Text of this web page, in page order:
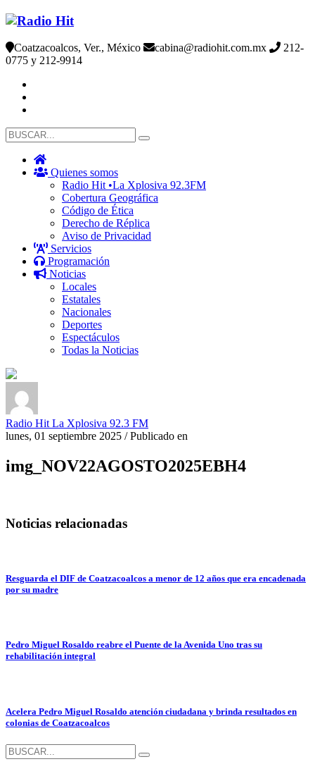
Coatzacoalcos, Ver., México cabina@radiohit.com.mx
212-
0775 y 212-9914
Quienes somos
Radio Hit •La Xplosiva 92.3FM
Cobertura Geográfica
Código de Ética
Derecho de Réplica
Aviso de Privacidad
Servicios
Programación
Noticias
Locales
Estatales
Nacionales
Deportes
Espectáculos
Todas la Noticias
Radio Hit La Xplosiva 92.3 FM
lunes, 01 septiembre 2025 /Publicado en
img_NOV22AGOSTO2025EBH4
Noticias relacionadas
Resguarda el DIF de Coatzacoalcos a menor de 12 años que era encadenada
por su madre
Pedro Miguel Rosaldo reabre el Puente de la Avenida Uno tras su
rehabilitación integral
Acelera Pedro Miguel Rosaldo atención ciudadana y brinda resultados en
colonias de Coatzacoalcos